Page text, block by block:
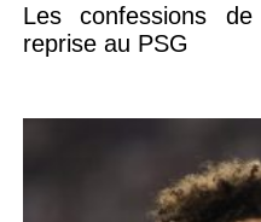
Les confessions
reprise au PSG